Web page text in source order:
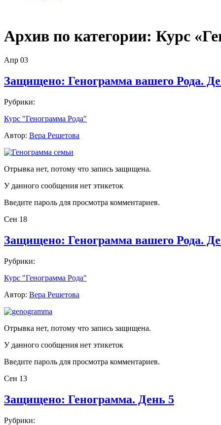
Архив по категории: Курс
Апр 03
Защищено: Генограмма вашего Рода.
Рубрики:
Курс "Генограмма Рода"
Автор: Вера Решетова
Отрывка нет, потому что запись защищена.
У данного сообщения нет этикеток
Введите пароль для просмотра комментариев.
Сен 18
Защищено: Генограмма вашего Рода.
Рубрики:
Курс "Генограмма Рода"
Автор: Вера Решетова
Отрывка нет, потому что запись защищена.
У данного сообщения нет этикеток
Введите пароль для просмотра комментариев.
Сен 13
Защищено: Генограмма. День 5
Рубрики: